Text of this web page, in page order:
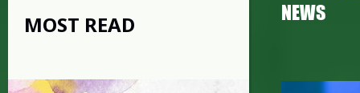
MOST READ NEWS
b.jpg